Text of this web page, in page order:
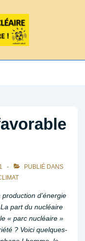
PUBLIÉ DANS
d’énergie
part du nucléaire
« parc nucléaire »
? Voici quelques-